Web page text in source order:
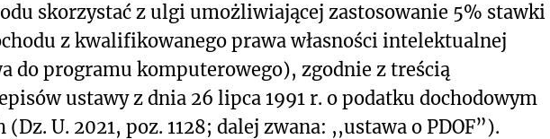
skorzystać z ulgi umożliwiającej zastosowanie 5% stawki
z kwalifikowanego prawa własności intelektualnej
do programu komputerowego), zgodnie z treścią
ustawy z dnia 26 lipca 1991 r. o podatku dochodowym
U. 2021, poz. 1128; dalej zwana: ,,ustawa o PDOF”).